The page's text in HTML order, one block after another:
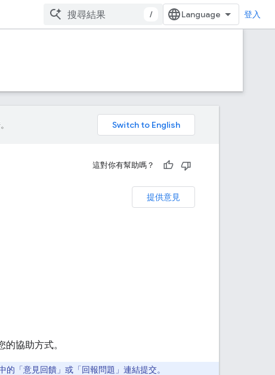
/ 登入
這對你有幫助嗎？
提供意見
協助方式。
的「意見回饋」 或「回報問題」 連結提交。